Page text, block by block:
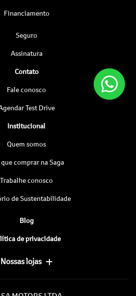
Financiamento
Seguro
Assinatura
Contato
Fale conosco
Test Drive
Institucional
Quem somos
comprar na Saga
Trabalhe conosco
de Sustentabilidade
Blog
de privacidade
Nossas lojas